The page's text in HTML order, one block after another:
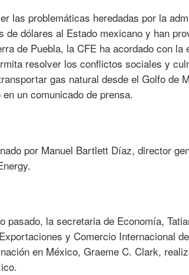
las problemáticas heredadas por la
de dólares al Estado mexicano y han
de Puebla, la CFE ha acordado con la
resolver los conflictos sociales y
gas natural desde el Golfo de
un comunicado de prensa.
por Manuel Bartlett Díaz, director
pasado, la secretaria de Economía,
y Comercio Internacional
en México, Graeme C. Clark,